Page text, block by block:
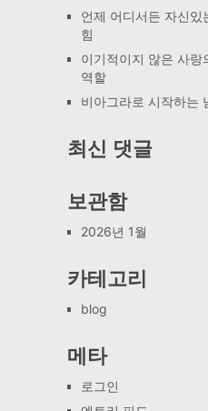
언제 어디서든 자신있
힘
이기적이지 않은 사랑
역할
비아그라로 시작하는
최신 댓글
보관함
2026년 1월
카테고리
blog
메타
로그인